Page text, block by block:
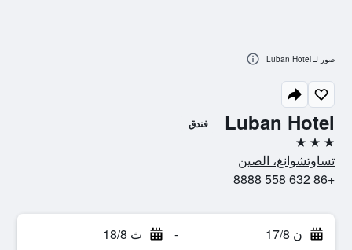
Luban Hotel فندق
3 نجوم
تساوتشوانغ، الصين
+86 632 558 8888
ن 17/8 - ث 18/8
صور لـ Luban Hotel